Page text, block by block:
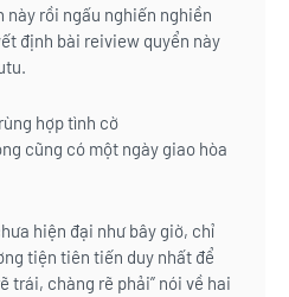
này rồi ngấu nghiến nghiền
định bài reiview quyển này
hợp tình cờ
cũng có một ngày giao hòa
hiện đại như bây giờ, chỉ
tiện tiên tiến duy nhất để
trái, chàng rẽ phải” nói về hai